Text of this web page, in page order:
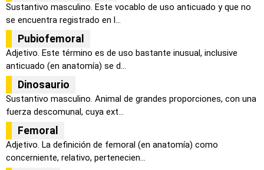
Sustantivo masculino. Este vocablo de uso anticuado y que no
se encuentra registrado en l...
Pubiofemoral
Adjetivo. Este término es de uso bastante inusual, inclusive
anticuado (en anatomía) se d...
Dinosaurio
Sustantivo masculino. Animal de grandes proporciones, con una
fuerza descomunal, cuya ext...
Femoral
Adjetivo. La definición de femoral (en anatomía) como
concerniente, relativo, pertenecien...